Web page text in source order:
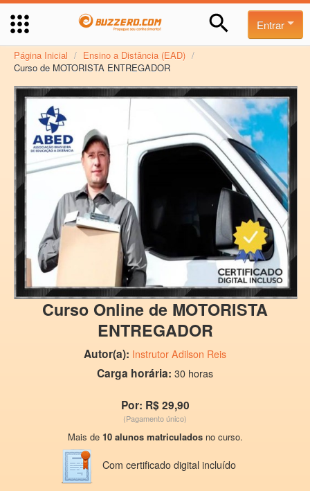
Entrar
Página Inicial / Ensino a Distância (EAD) /
Curso de MOTORISTA ENTREGADOR
Curso Online de MOTORISTA
ENTREGADOR
Autor(a): Instrutor Adilson Reis
Carga horária: 30 horas
Por: R$ 29,90
(Pagamento único)
Mais de 10 alunos matriculadosno curso.
Com certificado digital incluído